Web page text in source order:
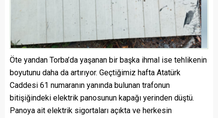
Öte yandan Torba’da yaşanan bir başka ihmal ise tehlikenin
boyutunu daha da artırıyor. Geçtiğimiz hafta Atatürk
Caddesi 61 numaranın yanında bulunan trafonun
bitişiğindeki elektrik panosunun kapağı yerinden düştü.
Panoya ait elektrik sigortaları açıkta ve herkesin